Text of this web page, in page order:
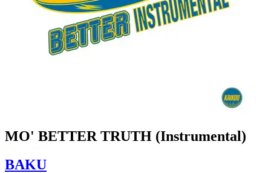
MO' BETTER TRUTH (Instrumental)
BAKU